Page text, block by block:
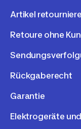
Artikel
Retoure ohne
Rückgaberecht
Garantie
Elektrogeräte